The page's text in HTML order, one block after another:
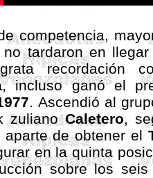
competencia,
tardaron en
recordación
, incluso ganó el
. Ascendió al
zulianoCaletero,
aparte de obtener el
en la quinta
sobre los seis